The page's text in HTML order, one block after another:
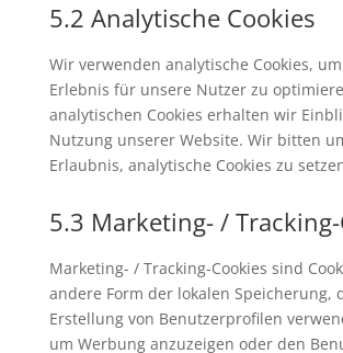
5.2 Analytische Cookies
Wir verwenden analytische Cookies,
Erlebnis für unsere Nutzer zu
analytischen Cookies erhalten wir
Nutzung unserer Website. Wir bitten
Erlaubnis, analytische Cookies zu
5.3 Marketing- /
Marketing- / Tracking-Cookies sind
andere Form der lokalen Speicherung,
Erstellung von Benutzerprofilen
um Werbung anzuzeigen oder den